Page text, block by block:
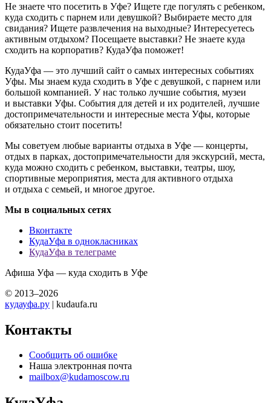
Не знаете что посетить в Уфе? Ищете где погулять с ребенком,
куда сходить с парнем или девушкой? Выбираете место для
свидания? Ищете развлечения на выходные? Интересуетесь
активным отдыхом? Посещаете выставки? Не знаете куда
сходить на корпоратив? КудаУфа поможет!
КудаУфа — это лучший сайт о самых интересных событиях
Уфы. Мы знаем куда сходить в Уфе с девушкой, с парнем или
большой компанией. У нас только лучшие события, музеи
и выставки Уфы. События для детей и их родителей, лучшие
достопримечательности и интересные места Уфы, которые
обязательно стоит посетить!
Мы советуем любые варианты отдыха в Уфе — концерты,
отдых в парках, достопримечательности для экскурсий, места,
куда можно сходить с ребенком, выставки, театры, шоу,
спортивные мероприятия, места для активного отдыха
и отдыха с семьей, и многое другое.
Мы в социальных сетях
Вконтакте
КудаУфа в однокласниках
КудаУфа в телеграме
Афиша Уфа — куда сходить в Уфе
© 2013–2026
кудауфа.ру | kudaufa.ru
Контакты
Сообщить об ошибке
Наша электронная почта
mailbox@kudamoscow.ru